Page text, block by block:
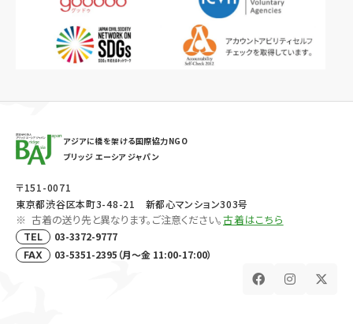
アジアに橋を架ける国際協力NGO
ブリッジ エーシア ジャパン
〒151-0071
東京都渋谷区本町3-48-21 新都心マンション303号
古着の送り先と異なります。ご注意ください。古着はこちら
TEL 03-3372-9777
FAX 03-5351-2395（月～金 11:00-17:00）